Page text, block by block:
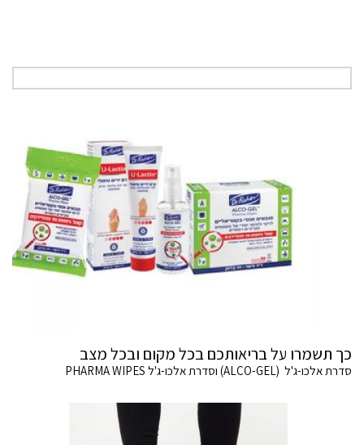
כך תשמרו על בריאותכם בכל מקום ובכל מצב
סדרת אלכו-ג'ל (ALCO-GEL) וסדרת אלכו-ג'ל PHARMA WIPES